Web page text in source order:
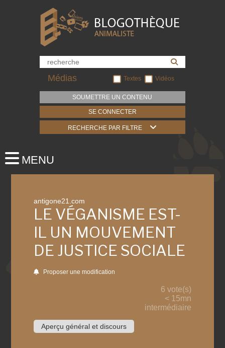
Médias Textes Vidéos
SOUMETTRE UN CONTENU
SE CONNECTER
RECHERCHE PAR FILTRE
antigone21.com
LE VÉGANISME EST-
IL UN MOUVEMENT
DE JUSTICE SOCIALE
Proposer une modification
6 vote(s)
< 15mn
intermédiaire
Aperçu général et discours